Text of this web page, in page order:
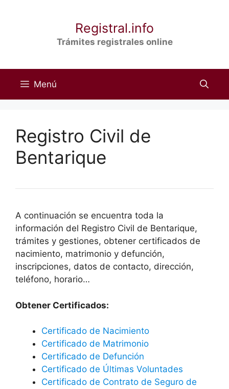
Registral.info
Trámites registrales online
Menú
Registro Civil de
Bentarique
A continuación se encuentra toda la
información del Registro Civil de Bentarique,
trámites y gestiones, obtener certificados de
nacimiento, matrimonio y defunción,
inscripciones, datos de contacto, dirección,
teléfono, horario…
Obtener Certificados:
Certificado de Nacimiento
Certificado de Matrimonio
Certificado de Defunción
Certificado de Últimas Voluntades
Certificado de Contrato de Seguro de